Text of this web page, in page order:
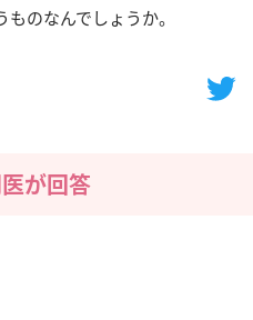
のなんでしょうか。
が回答